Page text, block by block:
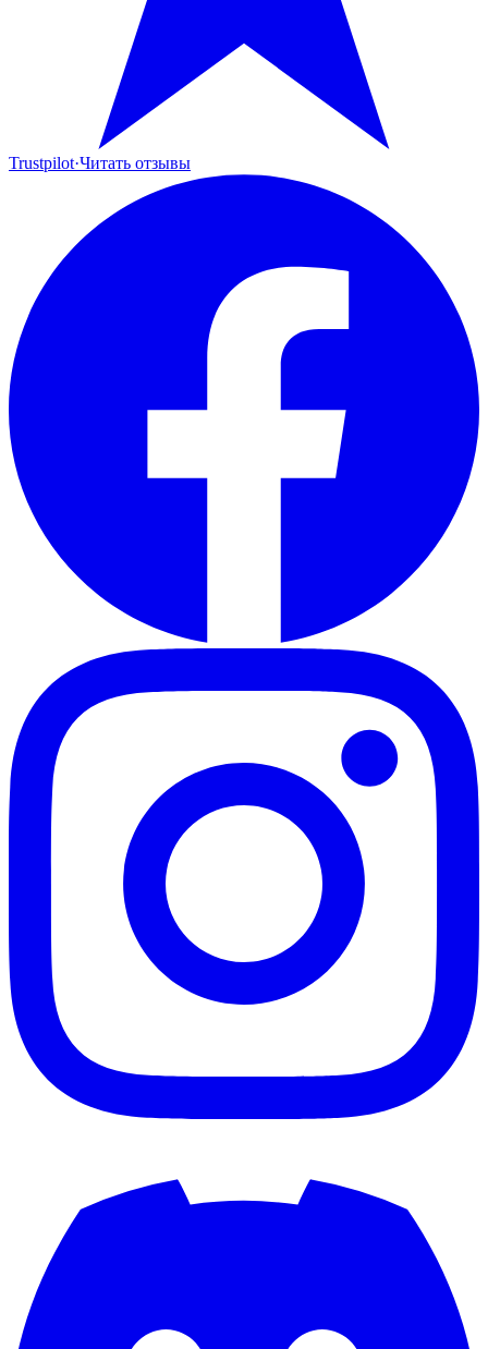
Trustpilot·Читать отзывы